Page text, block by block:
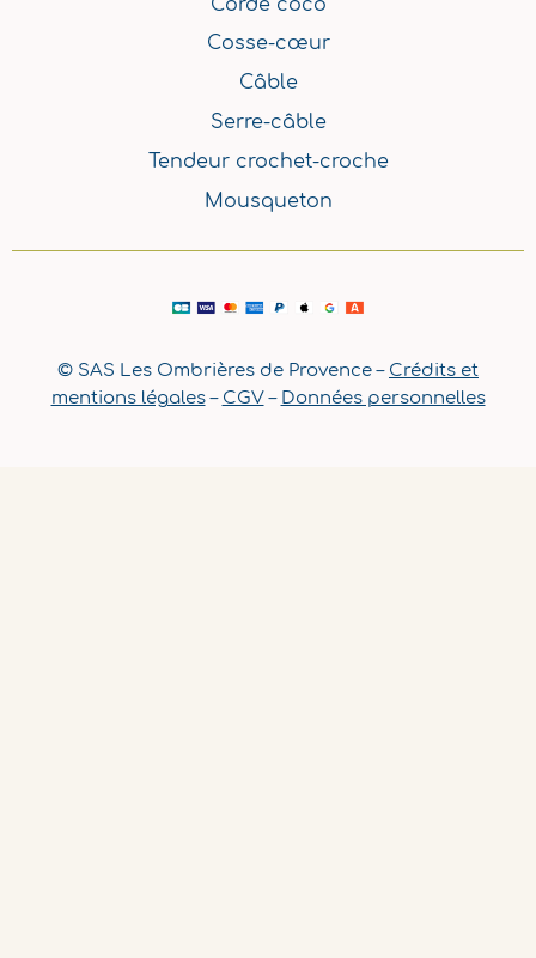
Cosse-cœur
Câble
Serre-câble
Tendeur crochet-croche
Mousqueton
© SAS Les Ombrières de Provence – Crédits et
mentions légales– CGV– Données personnelles